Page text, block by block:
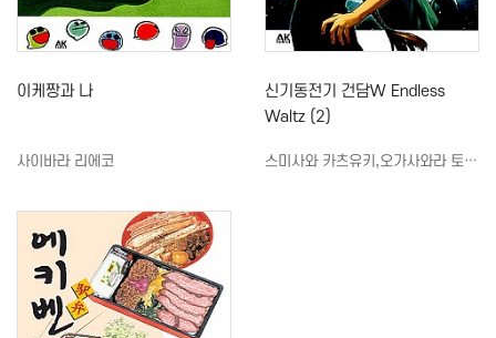
이케짱과 나
사이바라 리에코
신기동전기 건담W Endless
Waltz (2)
스미사와 카츠유키,오가사와라 토모후미